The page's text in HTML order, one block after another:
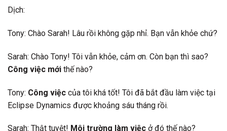
Dịch:
Tony: Chào Sarah! Lâu rồi không gặp nhỉ. Bạn vẫn khỏe chứ?
Sarah: Chào Tony! Tôi vẫn khỏe, cảm ơn. Còn bạn thì sao?
Công việc mới thế nào?
Tony: Công việc của tôi khá tốt! Tôi đã bắt đầu làm việc tại
Eclipse Dynamics được khoảng sáu tháng rồi.
Sarah: Thật tuyệt! Môi trường làm việc ở đó thế nào?